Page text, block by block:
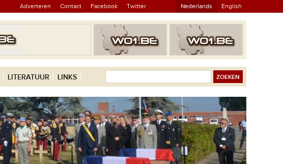
Adverteren Contact Facebook Twitter Nederlands English
LITERATUUR LINKS